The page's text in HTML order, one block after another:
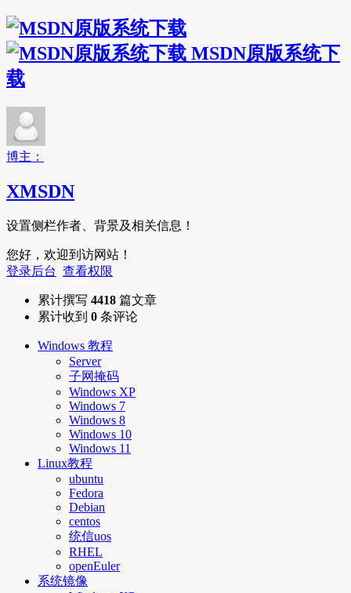
MSDN原版系统下
载
博主：
XMSDN
设置侧栏作者、背景及相关信息！
您好，欢迎到访网站！
登录后台 查看权限
累计撰写 4418 篇文章
累计收到 0 条评论
Windows 教程
Server
子网掩码
Windows XP
Windows 7
Windows 8
Windows 10
Windows 11
Linux教程
ubuntu
Fedora
Debian
centos
统信uos
RHEL
openEuler
系统镜像